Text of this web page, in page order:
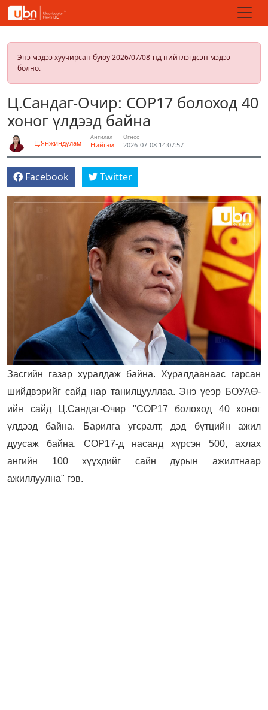
Энэ мэдээ хуучирсан буюу 2026/07/08-нд нийтлэгдсэн мэдээ
болно.
Ц.Сандаг-Очир: COP17 болоход 40
хоног үлдээд байна
Ц.Янжиндулам
Ангилал
Нийгэм
Огноо
2026-07-08 14:07:57
Facebook Twitter
Засгийн газар хуралдаж байна. Хуралдаанаас гарсан
шийдвэрийг сайд нар танилцууллаа. Энэ үеэр БОУАӨ-
ийн сайд Ц.Сандаг-Очир "COP17 болоход 40 хоног
үлдээд байна. Барилга угсралт, дэд бүтцийн ажил
дуусаж байна. COP17-д насанд хүрсэн 500, ахлах
ангийн 100 хүүхдийг сайн дурын ажилтнаар
ажиллуулна" гэв.